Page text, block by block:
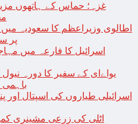
اطالوی وزیراعظم کا سعودیہ
پر
یواےای کے سفیر کا دورہ نیول
باہمی
اسرائیلی طیاروں کی اسپتال اور
اٹلی کی زرعی مشینری